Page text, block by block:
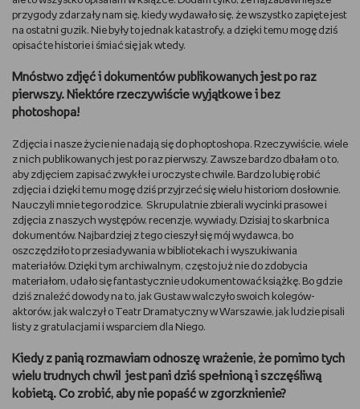
przygody zdarzały nam się, kiedy wydawało się, że wszystko zapięte jest
na ostatni guzik. Nie były to jednak katastrofy, a dzięki temu mogę dziś
opisać te historie i śmiać się jak wtedy.
Mnóstwo zdjęć i dokumentów publikowanych jest po raz
pierwszy. Niektóre rzeczywiście wyjątkowe i bez
photoshopa!
Zdjęcia i nasze życie nie nadają się do phoptoshopa. Rzeczywiście, wiele
z nich publikowanych jest po raz pierwszy. Zawsze bardzo dbałam o to,
aby zdjęciem zapisać zwykłe i uroczyste chwile. Bardzo lubię robić
zdjęcia i dzięki temu mogę dziś przyjrzeć się wielu historiom dosłownie.
Nauczyli mnie tego rodzice. Skrupulatnie zbierali wycinki prasowe i
zdjęcia z naszych występów, recenzje, wywiady. Dzisiaj to skarbnica
dokumentów. Najbardziej z tego cieszył się mój wydawca, bo
oszczędziło to przesiadywania w bibliotekach i wyszukiwania
materiałów. Dzięki tym archiwalnym, często już nie do zdobycia
materiałom, udało się fantastycznie udokumentować książkę. Bo gdzie
dziś znaleźć dowody na to, jak Gustaw walczyło swoich kolegów-
aktorów, jak walczył o Teatr Dramatyczny w Warszawie, jak ludzie pisali
listy z gratulacjami i wsparciem dla Niego.
Kiedy z panią rozmawiam odnoszę wrażenie, że pomimo tych
wielu trudnych chwil jest pani dziś spełnioną i szczęśliwą
kobietą. Co zrobić, aby nie popaść w zgorzknienie?